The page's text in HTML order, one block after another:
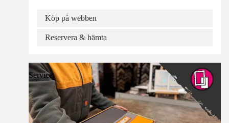
Köp på webben
Reservera & hämta
Service